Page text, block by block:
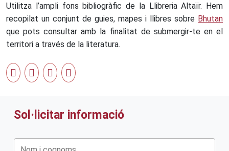
Utilitza l’ampli fons bibliogràfic de la Llibreria Altaïr. Hem
recopilat un conjunt de guies, mapes i llibres sobre Bhutan
que pots consultar amb la finalitat de submergir-te en el
territori a través de la literatura.
Sol·licitar informació